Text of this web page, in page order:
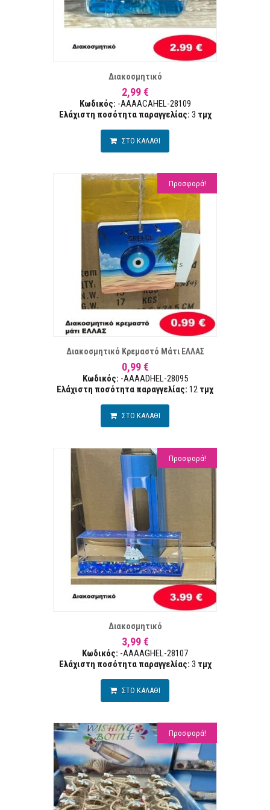
Διακοσμητικό
2,99 €
Κωδικός: -AAAACAHEL-28109
Ελάχιστη ποσότητα παραγγελίας: 3 τμχ
ΣΤΟ ΚΑΛΑΘΙ
Προσφορά!
Διακοσμητικό Κρεμαστό Μάτι ΕΛΛΑΣ
0,99 €
Κωδικός: -AAAADHEL-28095
Ελάχιστη ποσότητα παραγγελίας: 12 τμχ
ΣΤΟ ΚΑΛΑΘΙ
Προσφορά!
Διακοσμητικό
3,99 €
Κωδικός: -AAAAGHEL-28107
Ελάχιστη ποσότητα παραγγελίας: 3 τμχ
ΣΤΟ ΚΑΛΑΘΙ
Προσφορά!